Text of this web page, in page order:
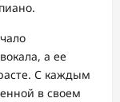
а ее
С каждым
в своем